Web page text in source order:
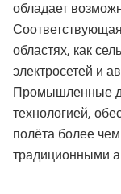
обладает
областях, как
электросетей и
Промышленные
технологией,
полёта более
традиционными